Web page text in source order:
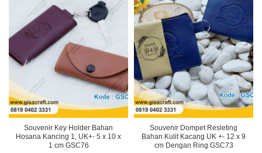
Souvenir Key Holder Bahan
Hosana Kancing 1, UK+- 5 x 10 x
1 cm GSC76
Souvenir Dompet Resleting
Bahan Kulit Kacang UK +- 12 x 9
cm Dengan Ring GSC73